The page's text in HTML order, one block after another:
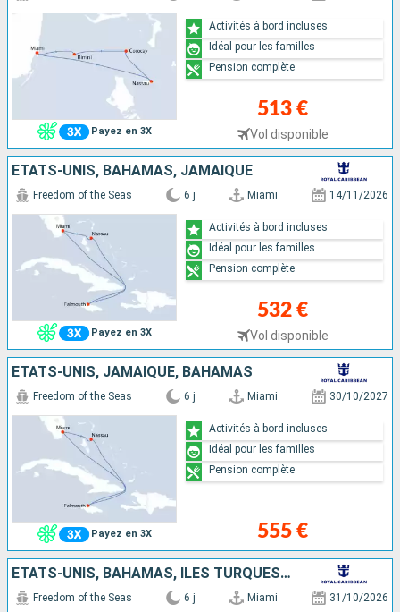
Payez en 3X
513 €
Vol disponible
Activités à bord incluses
Idéal pour les familles
Pension complète
ÉTATS-UNIS, BAHAMAS, JAMAÏQUE
Payez en 3X
Freedom of the Seas 6 j Miami 14/11/2026
532 €
Vol disponible
Activités à bord incluses
Idéal pour les familles
Pension complète
ÉTATS-UNIS, JAMAÏQUE, BAHAMAS
Payez en 3X
Freedom of the Seas 6 j Miami 30/10/2027
555 €
Activités à bord incluses
Idéal pour les familles
Pension complète
ÉTATS-UNIS, BAHAMAS, ÎLES TURQUES-ET-CAÏQUES
Freedom of the Seas 6 j Miami 31/10/2026